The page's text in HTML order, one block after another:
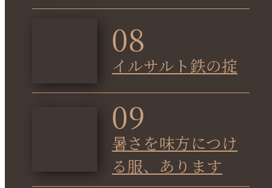
08
イルサルト鉄の掟
09
暑さを味方につけ
る服、あります